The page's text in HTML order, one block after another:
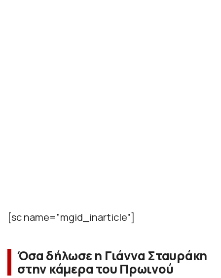
[sc name=”mgid_inarticle”]
Όσα δήλωσε η Γιάννα Σταυράκη
στην κάμερα του Πρωινού